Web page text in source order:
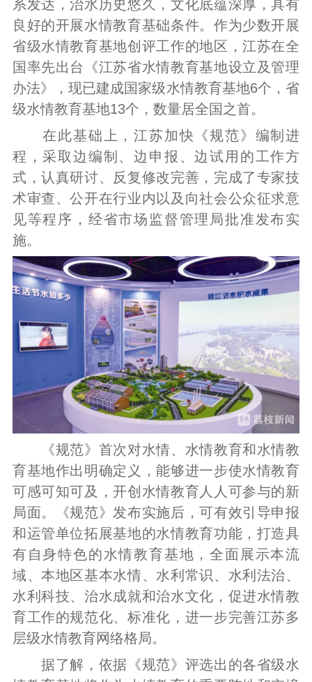
系发达，治水历史悠久，文化底蕴深厚，具有
良好的开展水情教育基础条件。作为少数开展
省级水情教育基地创评工作的地区，江苏在全
国率先出台《江苏省水情教育基地设立及管理
办法》，现已建成国家级水情教育基地6个，省
级水情教育基地13个，数量居全国之首。
在此基础上，江苏加快《规范》编制进
程，采取边编制、边申报、边试用的工作方
式，认真研讨、反复修改完善，完成了专家技
术审查、公开在行业内以及向社会公众征求意
见等程序，经省市场监督管理局批准发布实
施。
《规范》首次对水情、水情教育和水情教
育基地作出明确定义，能够进一步使水情教育
可感可知可及，开创水情教育人人可参与的新
局面。《规范》发布实施后，可有效引导申报
和运管单位拓展基地的水情教育功能，打造具
有自身特色的水情教育基地，全面展示本流
域、本地区基本水情、水利常识、水利法治、
水利科技、治水成就和治水文化，促进水情教
育工作的规范化、标准化，进一步完善江苏多
层级水情教育网络格局。
据了解，依据《规范》评选出的各省级水